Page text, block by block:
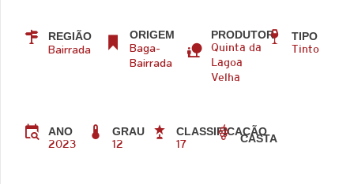
REGIÃO
Bairrada
ORIGEM
Baga-
Bairrada
PRODUTOR
Quinta da
Lagoa
Velha
TIPO
Tinto
ANO
2023
GRAU
12
CLASSIFICAÇÃO
17
CASTA